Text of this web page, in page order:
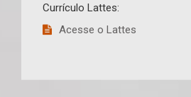
Currículo Lattes:
Acesse o Lattes